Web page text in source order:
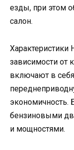
езды, при этом
салон.
Характеристики
зависимости от
включают в
бензиновыми
и мощностями.